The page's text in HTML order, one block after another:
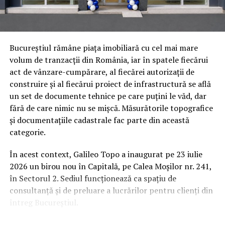
Sablarea contribuie la menținerea echipamentelor într-
o stare optimă de funcționare, ceea ce înseamnă mai
puține reparații neplanificate și mai puțini timpi de
inactivitate. Prin prevenirea acumulării de reziduuri și
îndepărtarea acestora la timp, echipamentele sunt mai
puțin predispuse să se defecteze în mod neașteptat,
ceea ce menține fluxul de lucru la parametri normali și
îmbunătățește eficiența generală a afacerii.
Tipuri de sablare și aplicațiile
lor
Există mai multe metode de sablare, iar fiecare dintre ele
este potrivită pentru anumite tipuri de echipamente și
scopuri:
Orange Shop Park Lake (12:00 – 20:00)
Incepand cu luni, 3.08, batarile pot fi comandate si prin
aplicatia WOLT.
Intre 3 si 6 august: 10:00 – 20:00
Vineri, 7 august: 10:00 – 13:00
Ridicarea bratarilor inainte de festival se poate face
exclusiv de catre detinatorii de abonamente sau invitatii
de tip full pass.
Accesul in festival
Bucureștiul rămâne piața imobiliară cu cel mai mare
volum de tranzacții din România, iar în spatele fiecărui
act de vânzare-cumpărare, al fiecărei autorizații de
construire și al fiecărui proiect de infrastructură se află
un set de documente tehnice pe care puțini le văd, dar
fără de care nimic nu se mișcă. Măsurătorile topografice
și documentațiile cadastrale fac parte din această
categorie.
În acest context, Galileo Topo a inaugurat pe 23 iulie
2026 un birou nou în Capitală, pe Calea Moșilor nr. 241,
în Sectorul 2. Sediul funcționează ca spațiu de
consultanță și de preluare a lucrărilor pentru clienți din
întreg Bucureștiul.